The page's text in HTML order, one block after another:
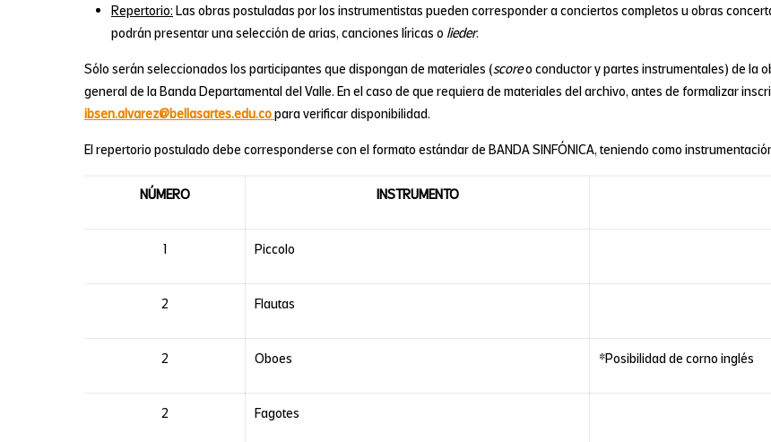
Repertorio: Las obras postuladas por los instrumentistas pueden corresponder a conciertos completos u obras
podrán presentar una selección de arias, canciones líricas o lieder.
Sólo serán seleccionados los participantes que dispongan de materiales (scoreo conductor y partes instrumentales) de la
general de la Banda Departamental del Valle. En el caso de que requiera de materiales del archivo, antes de formalizar
ibsen.alvarez@bellasartes.edu.copara verificar disponibilidad.
El repertorio postulado debe corresponderse con el formato estándar de BANDA SINFÓNICA, teniendo como
NÚMERO INSTRUMENTO
1 Piccolo
2 Flautas
2 Oboes *Posibilidad de corno inglés
2 Fagotes